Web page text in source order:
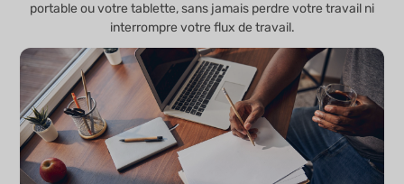
portable ou votre tablette, sans jamais perdre votre travail ni
interrompre votre flux de travail.